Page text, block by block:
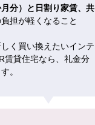
分）と日割り家賃、共
担が軽くなること
く買い換えたいインテ
賃貸住宅なら、礼金分
。